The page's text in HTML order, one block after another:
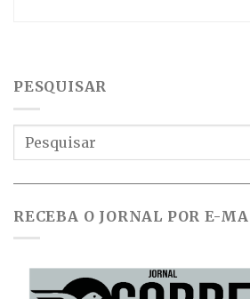
PESQUISAR
RECEBA O JORNAL POR E-